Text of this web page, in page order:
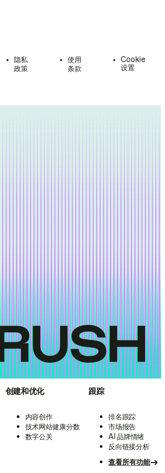
创建和优化
内容创作
技术网站健康分数
数字公关
跟踪
排名跟踪
市场报告
AI 品牌情绪
反向链接分析
查看所有功能
隐私
政策
使用
条款
Cookie
设置